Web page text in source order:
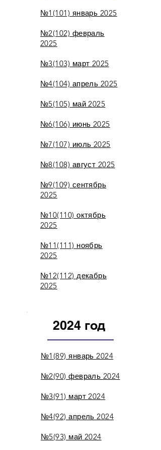
№1(101) январь 2025
№2(102) февраль
2025​​
№3(103) март 2025
№4(104) апрель 2025
№5(105) май 2025
№6(106) июнь 2025
№7(107) июль 2025
№8(108) август 2025
№9(109) сентябрь
2025
№10(110) октябрь
2025
№11(111) ноябрь
2025
№12(112) декабрь
2025
2024 год
№1(89) январь 2024
№2(90) февраль 2024
№3(91) март 2024
№4(92) апрель 2024
№5(93) май 2024